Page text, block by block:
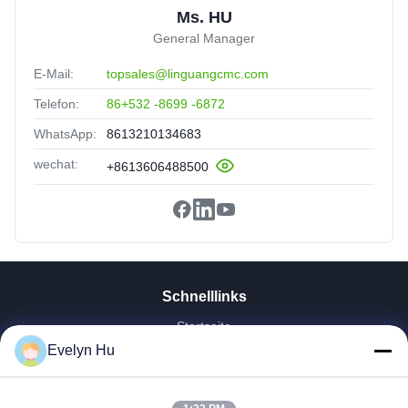
Ms. HU
General Manager
E-Mail: topsales@linguangcmc.com
Telefon: 86+532 -8699 -6872
WhatsApp: 8613210134683
wechat: +8613606488500
Schnelllinks
Startseite
VR Show
Evelyn Hu